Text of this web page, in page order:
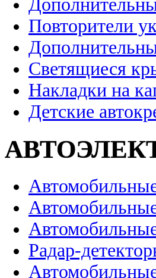
Повторители
Светящиеся
Накладки на
Детские
Радар-